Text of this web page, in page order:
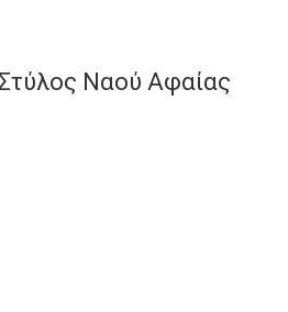
Ναού Αφαίας